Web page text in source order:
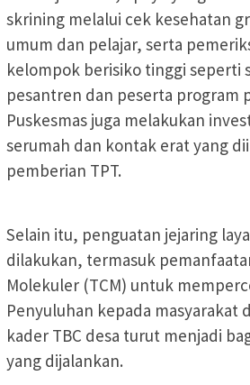
skrining melalui cek kesehatan
umum dan pelajar, serta
kelompok berisiko tinggi seperti
pesantren dan peserta program
Puskesmas juga melakukan
serumah dan kontak erat yang
pemberian TPT.
Selain itu, penguatan jejaring
dilakukan, termasuk
Molekuler (TCM) untuk
Penyuluhan kepada masyarakat
kader TBC desa turut menjadi
yang dijalankan.